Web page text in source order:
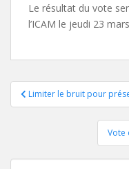
Le résultat du vote
l’ICAM le jeudi 23
Navigation
Limiter le bruit pour
Vote